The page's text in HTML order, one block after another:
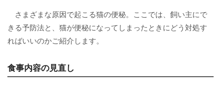
さまざまな原因で起こる猫の便秘。ここでは、飼い主にで
きる予防法と、猫が便秘になってしまったときにどう対処す
ればいいのかご紹介します。
食事内容の見直し